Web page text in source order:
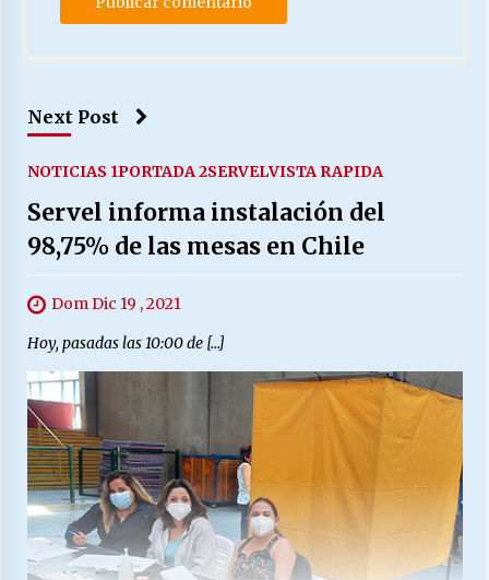
Next Post
NOTICIAS 1PORTADA 2SERVELVISTA RAPIDA
Servel informa instalación del
98,75% de las mesas en Chile
Dom Dic 19 , 2021
Hoy, pasadas las 10:00 de […]